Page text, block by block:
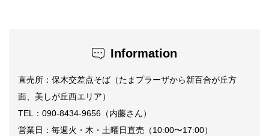
Information
直売所：保木交差点そば（たまプラーザから新百合が丘方
面、美しが丘西エリア）
TEL：090-8434-9656（内藤さん）
営業日：毎週火・木・土曜日直売（10:00〜17:00）